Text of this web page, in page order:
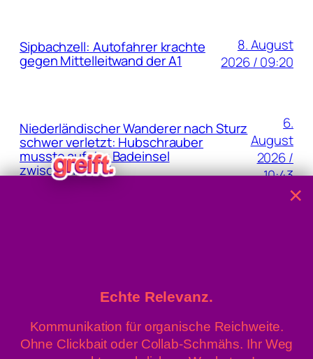
Sipbachzell: Autofahrer krachte
gegen Mittelleitwand der A1
8. August
2026 / 09:20
Niederländischer Wanderer nach Sturz
schwer verletzt: Hubschrauber
musste auf der Badeinsel
zwischenladen!
6.
August
2026 /
10:43
» Linz News Einsenden
×
Echte Relevanz.
Kommunikation für organische Reichweite.
Ohne Clickbait oder Collab-Schmähs. Ihr Weg